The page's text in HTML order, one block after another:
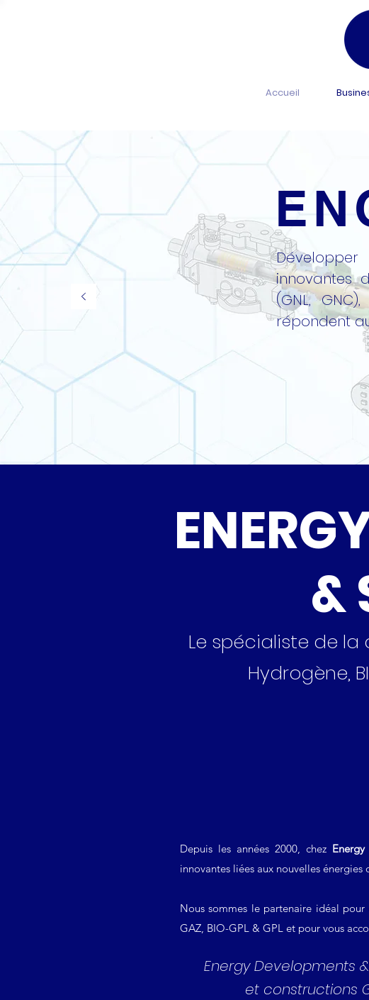
Accueil
innovantes
(GNL,
répondent
&
Le spécialiste de
Hydrogène,
Depuis les années 2000, chez
innovantes liées aux nouvelles
Nous sommes le partenaire idéal
GAZ, BIO-GPL & GPL et pour vous
Energy Developments
et constructions